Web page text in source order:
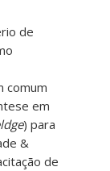
de
comum
em
) para
&
de